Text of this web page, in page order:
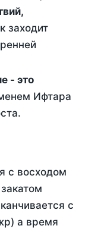
заходит
Ифтара
с восходом
с
а время